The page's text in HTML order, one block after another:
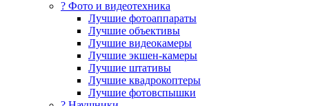
? Фото и видеотехника
Лучшие фотоаппараты
Лучшие объективы
Лучшие видеокамеры
Лучшие экшен-камеры
Лучшие штативы
Лучшие квадрокоптеры
Лучшие фотовспышки